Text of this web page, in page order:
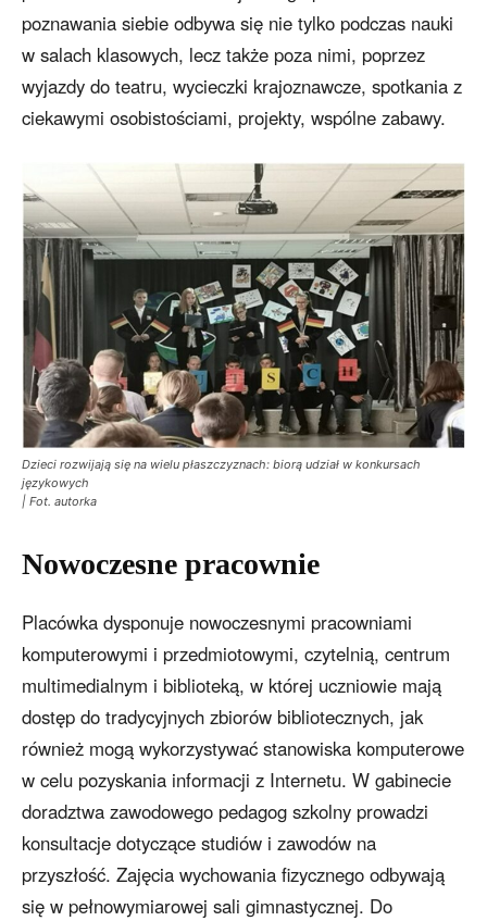
poznawania siebie odbywa się nie tylko podczas nauki
w salach klasowych, lecz także poza nimi, poprzez
wyjazdy do teatru, wycieczki krajoznawcze, spotkania z
ciekawymi osobistościami, projekty, wspólne zabawy.
Dzieci rozwijają się na wielu płaszczyznach: biorą udział w konkursach
językowych
| Fot. autorka
Nowoczesne pracownie
Placówka dysponuje nowoczesnymi pracowniami
komputerowymi i przedmiotowymi, czytelnią, centrum
multimedialnym i biblioteką, w której uczniowie mają
dostęp do tradycyjnych zbiorów bibliotecznych, jak
również mogą wykorzystywać stanowiska komputerowe
w celu pozyskania informacji z Internetu. W gabinecie
doradztwa zawodowego pedagog szkolny prowadzi
konsultacje dotyczące studiów i zawodów na
przyszłość. Zajęcia wychowania fizycznego odbywają
się w pełnowymiarowej sali gimnastycznej. Do